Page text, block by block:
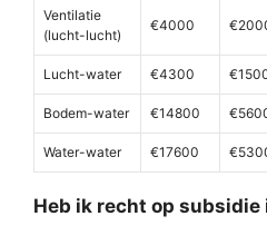
Ventilatie
(lucht-lucht)
€4000
Lucht-water €4300
Bodem-water €14800
Water-water €17600
Heb ik recht op subsidie